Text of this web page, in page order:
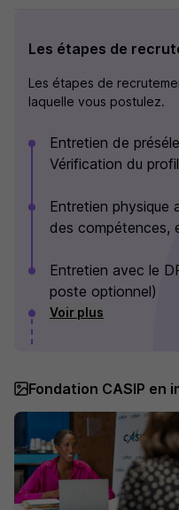
Les étapes de
Les étapes de
laquelle vous postulez.
Entretien de
Vérification du
Entretien physique
des compétences,
Entretien avec le
poste optionnel)
Voir plus
Fondation CASIP en